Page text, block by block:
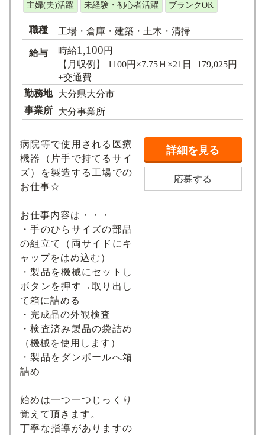
主婦(夫)活躍
未経験・初心者活躍 ブランクOK
職種 工場・倉庫・建築・土木・清掃
給与 時給1,100円
【月収例】 1100円×7.75Ｈ×21日=179,025円
+交通費
勤務地 大分県大分市
事業所 大分事業所
病院等で使用される医療
機器（片手で持てるサイ
ズ）を製造する工場での
お仕事☆
お仕事内容は・・・
・手のひらサイズの部品
の組立て（両サイドにキ
ャップをはめ込む）
・製品を機械にセットし
ボタンを押す→取り出し
て箱に詰める
・完成品の外観検査
・検査済み製品の袋詰め
（機械を使用します）
・製品をダンボールへ箱
詰め
始めは一つ一つじっくり
覚えて頂きます。
丁寧な指導がありますの
詳細を見る
応募する